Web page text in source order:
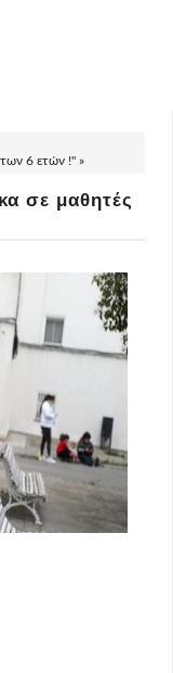
6 ετών !" »
σε μαθητές